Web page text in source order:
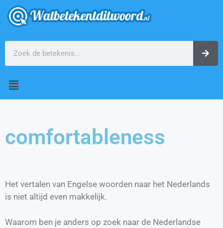
comfortableness
Het vertalen van Engelse woorden naar het Nederlands
is niet altijd even makkelijk.
Waarom ben je anders op zoek naar de Nederlandse